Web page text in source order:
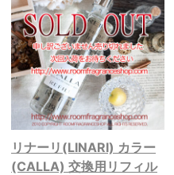
リナーリ(LINARI) カラー
(CALLA) 交換用リフィル